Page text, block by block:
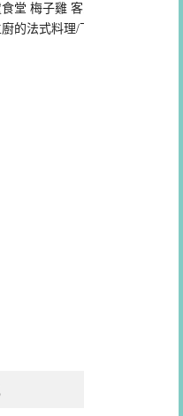
堂 梅子雞 客家菜 內行人的山
的法式料理/下午茶 思維廚房